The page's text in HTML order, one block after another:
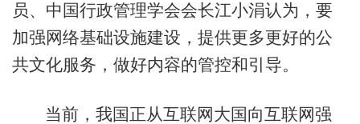
员、中国行政管理学会会长江小涓认为，要
加强网络基础设施建设，提供更多更好的公
共文化服务，做好内容的管控和引导。
当前，我国正从互联网大国向互联网强